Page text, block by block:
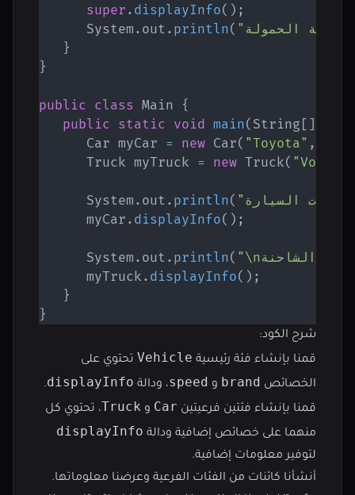
super . displayInfo( ) ;
System . out . println(
}
}
public class Main
{
public static void main( String
Car myCar = new Car( "Toyota" ,
Truck myTruck = new Truck( "Volvo"
System . out . println(
      myCar
. displayInfo( ) ;
System . out . println(
      myTruck
. displayInfo( ) ;
}
}
شرح الكود:
قمنا بإنشاء فئة رئيسية Vehicle تحتوي على
الخصائص brand و speed، ودالة displayInfo
.
قمنا بإنشاء فئتين فرعيتين Car و Truck، تحتوي كل
منهما على خصائص إضافية ودالة displayInfo
لتوفير معلومات إضافية.
أنشأنا كائنات من الفئات الفرعية وعرضنا معلوماتها.